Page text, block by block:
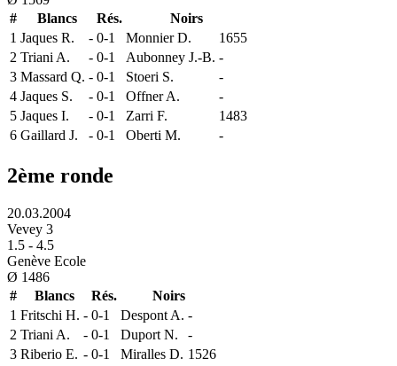
#
Blancs Rés.
Noirs
1 Jaques R. - 0-1 Monnier D.
1655
2 Triani A. - 0-1 Aubonney J.-B. -
3 Massard Q. - 0-1 Stoeri S.
-
4 Jaques S. - 0-1 Offner A.
-
5 Jaques I. - 0-1 Zarri F.
1483
6 Gaillard J. - 0-1 Oberti M. -
2ème ronde
20.03.2004
Vevey 3
1.5 - 4.5
Genève Ecole
Ø 1486
#
Blancs Rés.
Noirs
1 Fritschi H. - 0-1 Despont A. -
2 Triani A. - 0-1 Duport N.
-
3 Riberio E. - 0-1 Miralles D. 1526